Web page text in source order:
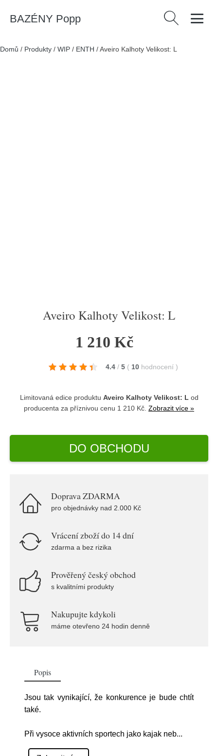
BAZÉNY Popp Vyhledávání
Domů / Produkty / WIP / ENTH /Aveiro Kalhoty Velikost: L
Aveiro Kalhoty Velikost: L
1 210 Kč
4.4 / 5 ( 10 hodnocení )
Limitovaná edice produktu Aveiro Kalhoty Velikost: L od
producenta za příznivou cenu 1 210 Kč. Zobrazit více »
DO OBCHODU
Doprava ZDARMA
pro objednávky nad 2.000 Kč
Vrácení zboží do 14 dní
zdarma a bez rizika
Prověřený český obchod
s kvalitními produkty
Nakupujte kdykoli
máme otevřeno 24 hodin denně
Popis
Jsou tak vynikající, že konkurence je bude chtít
také.
Při vysoce aktivních sportech jako kajak neb...